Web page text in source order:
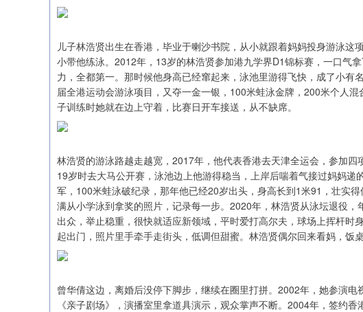
儿子林浩贤出生在香港，毕业于喇沙书院，从小就跟着妈妈投身游泳这
小带他练泳。2012年，13岁的林浩贤参加港九学界D1锦标赛，一口气
力，全都第一。那时候他身高已经窜起来，泳池里游得飞快，成了小
届全港运动会游泳项目，又夺一金一银，100米蛙泳金牌，200米个人
子训练时她就在边上守着，比赛日开车接送，从不缺席。
林浩贤的游泳路越走越宽，2017年，他代表香港去天津全运会，参加
19岁时去大马公开赛，泳池边上他游得稳当，上岸后喘着气接过妈妈
军，100米蛙泳破纪录，那年他已经20岁出头，身高长到1米91，壮实
满从小学泳到拿奖的照片，记录每一步。2020年，林浩贤从泳坛退役
出众，举止稳重，很快就适应新领域，平时爱打高尔夫，球场上挥杆
起出门，照片里手牵手走街头，低调但甜蜜。林浩贤偶尔回来看妈，饭
曾华倩这边，离婚后没停下脚步，继续在圈里打拼。2002年，她参演
《亲子剧场》，演播室里拿道具演示，观众掌声不断。2004年，签约